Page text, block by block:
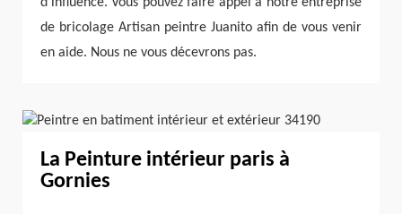
de bricolage Artisan peintre Juanito afin de vous venir
en aide. Nous ne vous décevrons pas.
La Peinture intérieur paris à
Gornies